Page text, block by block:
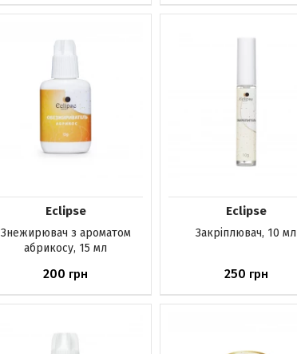
Eclipse
Знежирювач з ароматом
абрикосу, 15 мл
200 грн
Eclipse
Закріплювач, 10 мл
250 грн